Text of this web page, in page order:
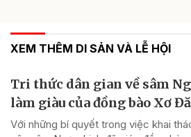
XEM THÊM DI SẢN VÀ LỄ HỘI
Tri thức dân gian về sâm
làm giàu của đồng bào Xơ
Với những bí quyết trong việc khai